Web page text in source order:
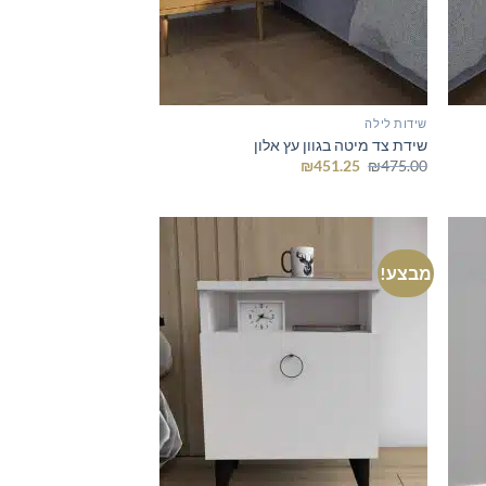
שידות לילה
שידת צד מיטה בגוון עץ אלון
₪475.00
המחיר ₪451.25
מבצע!